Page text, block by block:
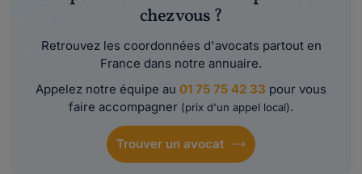
chez vous ?
Retrouvez les coordonnées d'avocats partout en
France dans notre annuaire.
Appelez notre équipe au 01 75 75 42 33 pour vous
faire accompagner (prix d'un appel local).
Trouver un avocat